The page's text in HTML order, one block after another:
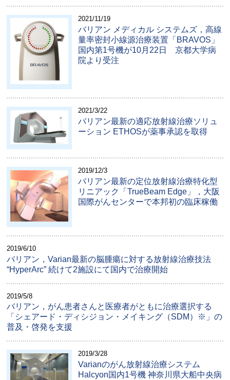
2021/11/19
バリアン メディカル システムズ，高線
量率密封小線源治療装置「BRAVOS」
国内第1号機が10月22日 京都大学病
院より受注
2021/3/22
バリアン最新の適応放射線治療ソリュ
ーション ETHOSが薬事承認を取得
2019/12/3
バリアン最新の定位放射線治療特化型
リニアック「TrueBeam Edge」，大阪
国際がんセンターで本邦初の臨床稼働
2019/6/10
バリアン，Varian最新の脳腫瘍に対する放射線治療技法
“HyperArc” 続けて2施設にて国内で治療開始
2019/5/8
バリアン，がん患者さんと医療者がともに治療選択する
「シェアード・ディシジョン・メイキング（SDM）※」の
普及・啓発を支援
2019/3/28
Varianのがん放射線治療システム
Halcyon国内1号機 神奈川県大船中央病